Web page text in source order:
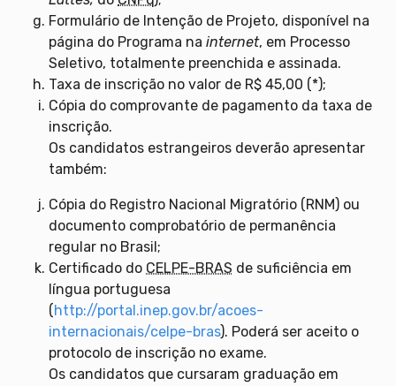
Formulário de Intenção de Projeto, disponível na
página do Programa na internet, em Processo
Seletivo, totalmente preenchida e assinada.
Taxa de inscrição no valor de R$ 45,00 (*);
Cópia do comprovante de pagamento da taxa de
inscrição.
Os candidatos estrangeiros deverão apresentar
também:
Cópia do Registro Nacional Migratório (RNM) ou
documento comprobatório de permanência
regular no Brasil;
Certificado do CELPE-BRAS de suficiência em
língua portuguesa
( http://portal.inep.gov.br/acoes-
internacionais/celpe-bras). Poderá ser aceito o
protocolo de inscrição no exame.
Os candidatos que cursaram graduação em